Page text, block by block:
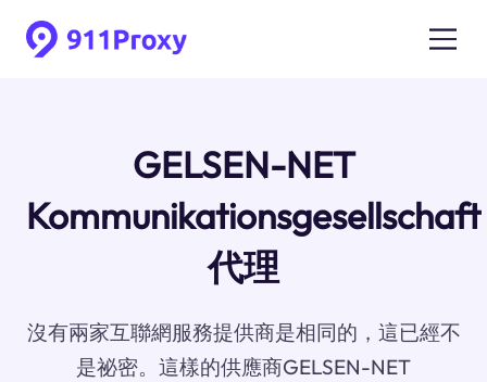
GELSEN-NET
Kommunikationsgesellschaft
代理
沒有兩家互聯網服務提供商是相同的，這已經不
是祕密。這樣的供應商GELSEN-NET